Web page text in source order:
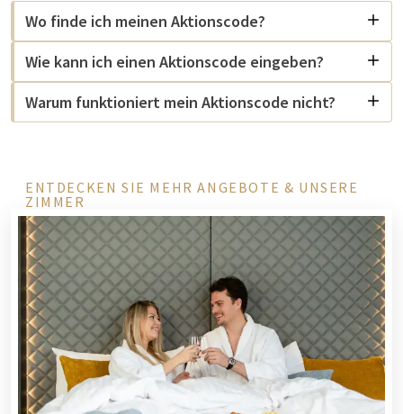
Wo finde ich meinen Aktionscode?
Wie kann ich einen Aktionscode eingeben?
Warum funktioniert mein Aktionscode nicht?
ENTDECKEN SIE MEHR ANGEBOTE & UNSERE
ZIMMER